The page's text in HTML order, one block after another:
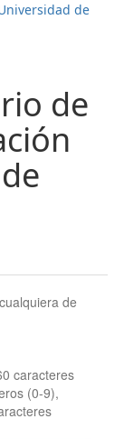
de
de
de
caracteres
(0-9),